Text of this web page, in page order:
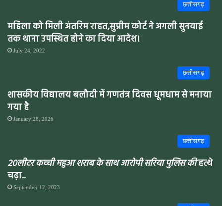
छत्तीसगढ़
महिला को मिली अंतरिम राहत,सुप्रीम कोर्ट ने अगली सुनवाई
तक थाना उपस्थित होने का दिया आदेश।
July 24, 2022
छत्तीसगढ़
शासकीय विद्यालय बलौदी में गणतंत्र दिवस धूमधाम से मनाया
गया है
January 28, 2026
छत्तीसगढ़
20लीटर कच्ची महुआ शराब के साथ आरोपी सरिया पुलिस कीहत्थे
चढ़ा..
September 12, 2023